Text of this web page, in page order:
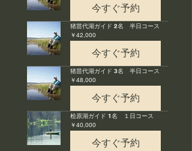
今すぐ予約
猪苗代湖ガイド 2名 半日コース
42,000
円
￥42,000
今すぐ予約
猪苗代湖ガイド 3名 半日コース
48,000
円
￥48,000
今すぐ予約
桧原湖ガイド 1名 １日コース
40,000
円
￥40,000
今すぐ予約